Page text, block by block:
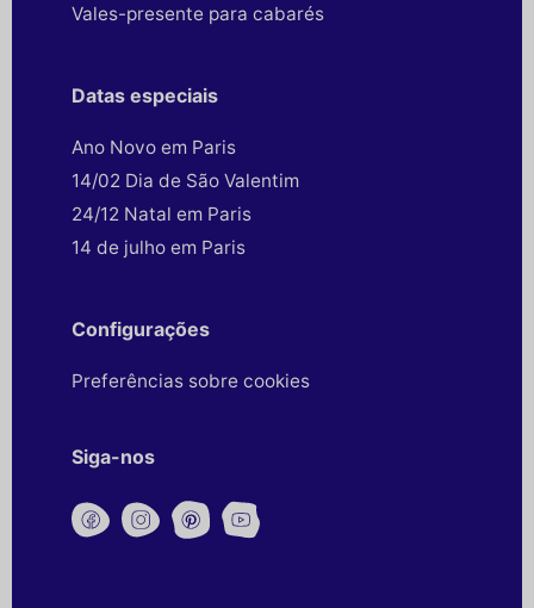
Vales-presente para cabarés
Datas especiais
Ano Novo em Paris
14/02 Dia de São Valentim
24/12 Natal em Paris
14 de julho em Paris
Configurações
Preferências sobre cookies
Siga-nos